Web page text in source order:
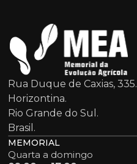
Rua Duque de Caxias, 335.
Horizontina.
Rio Grande do Sul.
Brasil.
MEMORIAL
Quarta a domingo